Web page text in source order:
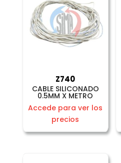
Z740
CABLE SILICONADO
0.5MM X METRO
Accede para ver los
precios